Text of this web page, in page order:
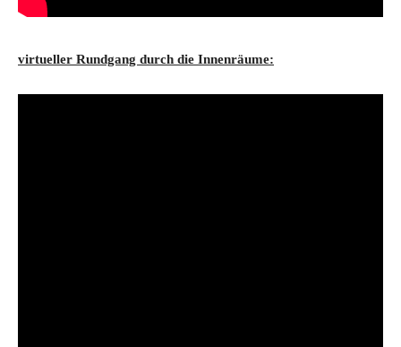
virtueller Rundgang durch die Innenräume: